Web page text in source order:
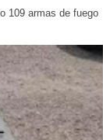
109 armas de fuego